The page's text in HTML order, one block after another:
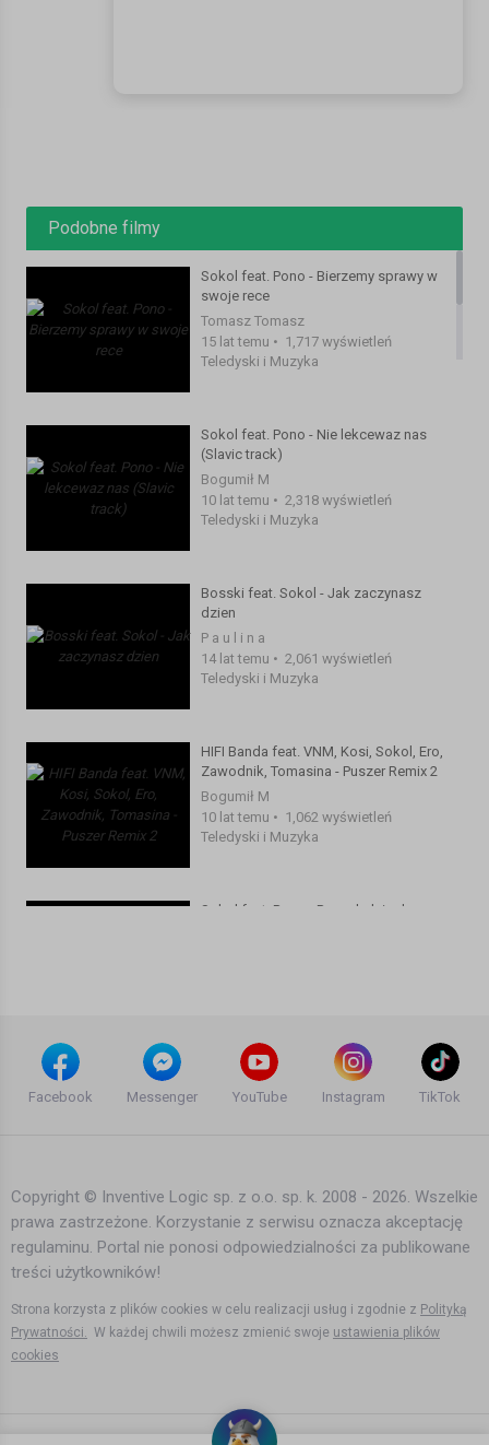
Podobne filmy
Sokol feat. Pono - Bierzemy sprawy w
swoje rece
Tomasz Tomasz
15 lat temu • 1,717 wyświetleń
Teledyski i Muzyka
Sokol feat. Pono - Nie lekcewaz nas
(Slavic track)
Bogumił M
10 lat temu • 2,318 wyświetleń
Teledyski i Muzyka
Bosski feat. Sokol - Jak zaczynasz
dzien
P a u l i n a
14 lat temu • 2,061 wyświetleń
Teledyski i Muzyka
HIFI Banda feat. VNM, Kosi, Sokol, Ero,
Zawodnik, Tomasina - Puszer Remix 2
Bogumił M
10 lat temu • 1,062 wyświetleń
Teledyski i Muzyka
Sokol feat. Pono - Poczekalnia dusz
Sokol feat. Pono & Bartek Krolik -
Nigdy nie zrozumiem kobiet
Sokol feat. Pono & Alina - Za duzo
widze
Inne
aucie (remix Fred)
Mrówkas Zmrowiskaz
Facebook Messenger YouTube Instagram TikTok
Copyright © Inventive Logic sp. z o.o. sp. k. 2008 - 2026. Wszelkie
prawa zastrzeżone. Korzystanie z serwisu oznacza akceptację
regulaminu. Portal nie ponosi odpowiedzialności za publikowane
treści użytkowników!
Strona korzysta z plików cookies w celu realizacji usług i zgodnie z Polityką
Prywatności. W każdej chwili możesz zmienić swoje ustawienia plików
cookies